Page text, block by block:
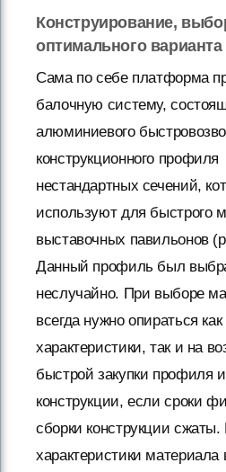
Конструирование,
оптимального варианта
Сама по себе платформа
балочную систему,
алюминиевого
конструкционного профиля
нестандартных сечений,
используют для быстрого
выставочных павильонов
Данный профиль был
неслучайно. При выборе
всегда нужно опираться
характеристики, так и на
быстрой закупки профиля
конструкции, если сроки
сборки конструкции
характеристики материала